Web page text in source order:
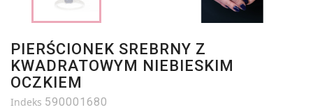
PIERŚCIONEK SREBRNY Z
KWADRATOWYM NIEBIESKIM
OCZKIEM
Indeks 590001680